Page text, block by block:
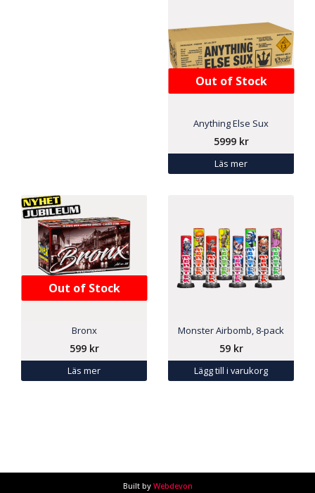
Out of Stock
Anything Else Sux
5999 kr
Läs mer
Out of Stock
Bronx
599 kr
Läs mer
Monster Airbomb, 8-pack
59 kr
Lägg till i varukorg
Built by Webdevon